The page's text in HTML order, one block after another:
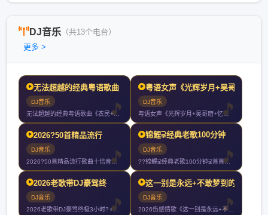
DJ音乐 （共13个电台）
更多 >
无法超越的经典粤语歌曲《
DJ音乐
无法超越的经典粤语歌曲《农民+大地+灰色轨迹+真的爱你+光辉
粤语女声《光辉岁月+吴哥
DJ音乐
粤语女声《光辉岁月+吴哥窟+忆爱+玻璃之情+让一切随风+谁明
2026?50首精品流行
DJ音乐
2026?50首精品流行歌曲十倍音质高清HIFI精选车载CD
锦鲤⫌经典老歌100分钟
DJ音乐
??锦鲤⫌经典老歌100分钟⫌首首好听7080经典老歌⫌20
2026老歌带DJ豪驾终
DJ音乐
2026老歌带DJ豪驾终极3小时?‍♀️你们以后就叫我大哥?
这一别是永远+不敢梦到的
DJ音乐
2026伤感情歌《这一别是永远+不敢梦到的人+今生啊多相见+